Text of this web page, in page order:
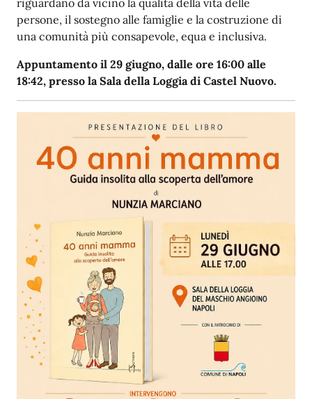
riguardano da vicino la qualità della vita delle
persone, il sostegno alle famiglie e la costruzione di
una comunità più consapevole, equa e inclusiva.
Appuntamento il 29 giugno, dalle ore 16:00 alle
18:42, presso la Sala della Loggia di Castel Nuovo.